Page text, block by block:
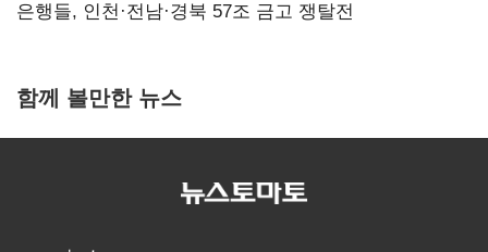
배제'
은행들, 인천·전남·경북 57조 금고 쟁탈전
함께 볼만한 뉴스